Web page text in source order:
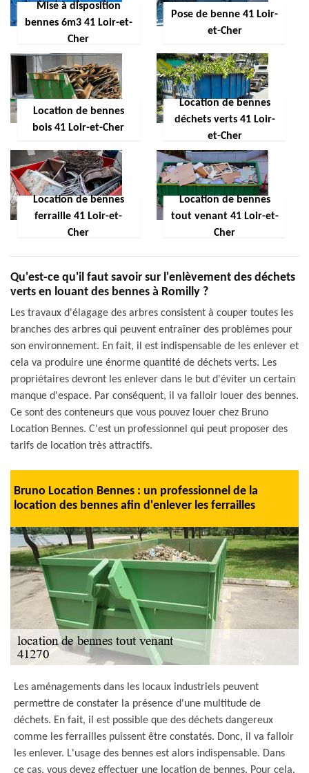
Mise à disposition
bennes 6m3 41 Loir-et-
Cher
Pose de benne 41 Loir-
et-Cher
Location de bennes
bois 41 Loir-et-Cher
Location de bennes
déchets verts 41 Loir-
et-Cher
Location de bennes
ferraille 41 Loir-et-
Cher
Location de bennes
tout venant 41 Loir-et-
Cher
Qu'est-ce qu'il faut savoir sur l'enlèvement des déchets
verts en louant des bennes à Romilly ?
Les travaux d'élagage des arbres consistent à couper toutes les
branches des arbres qui peuvent entraîner des problèmes pour
son environnement. En fait, il est indispensable de les enlever et
cela va produire une énorme quantité de déchets verts. Les
propriétaires devront les enlever dans le but d'éviter un certain
manque d'espace. Par conséquent, il va falloir louer des bennes.
Ce sont des conteneurs que vous pouvez louer chez Bruno
Location Bennes. C'est un professionnel qui peut proposer des
tarifs de location très attractifs.
Bruno Location Bennes : un professionnel de la
location des bennes afin d'enlever les ferrailles
Les aménagements dans les locaux industriels peuvent
permettre de constater la présence d'une multitude de
déchets. En fait, il est possible que des déchets dangereux
comme les ferrailles puissent être constatés. Donc, il va falloir
les enlever. L'usage des bennes est alors indispensable. Dans
ce cas, vous devez effectuer une location de bennes. Pour cela,